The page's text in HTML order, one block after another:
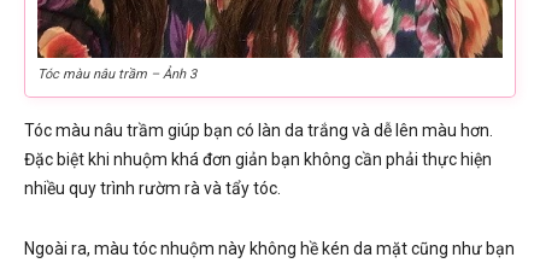
Tóc màu nâu trầm – Ảnh 3
Tóc màu nâu trầm giúp bạn có làn da trắng và dễ lên màu hơn.
Đặc biệt khi nhuộm khá đơn giản bạn không cần phải thực hiện
nhiều quy trình rườm rà và tẩy tóc.
Ngoài ra, màu tóc nhuộm này không hề kén da mặt cũng như bạn